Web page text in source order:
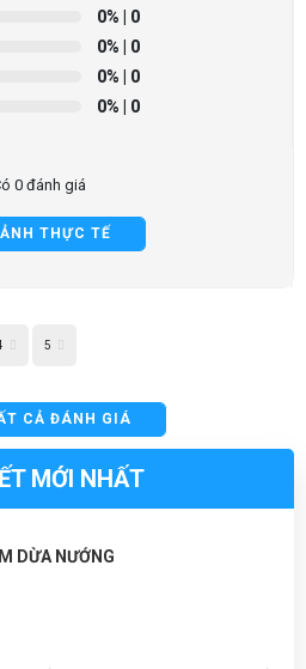
0% | 0
0% | 0
0% | 0
0% | 0
0 đánh giá
THỰC TẾ
5
CẢ ĐÁNH GIÁ
MỚI NHẤT
DỪA NƯỚNG